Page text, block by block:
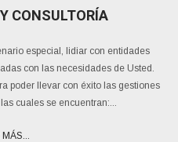
CONSULTORÍA
especial, lidiar con entidades
con las necesidades de Usted.
poder llevar con éxito las gestiones
cuales se encuentran:...
MÁS...